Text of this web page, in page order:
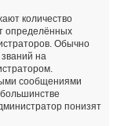
количество
определённых
Обычно
на
сообщениями
понизят